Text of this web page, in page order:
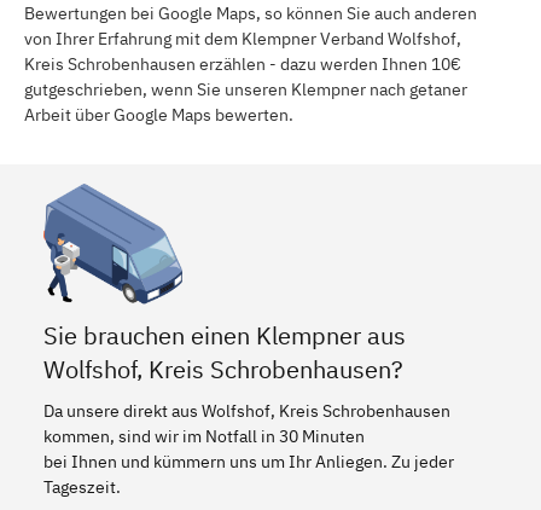
Bewertungen bei Google Maps, so können Sie auch anderen
von Ihrer Erfahrung mit dem Klempner Verband Wolfshof,
Kreis Schrobenhausen erzählen - dazu werden Ihnen 10€
gutgeschrieben, wenn Sie unseren Klempner nach getaner
Arbeit über Google Maps bewerten.
Sie brauchen einen Klempner aus
Wolfshof, Kreis Schrobenhausen?
Da unsere direkt aus Wolfshof, Kreis Schrobenhausen
kommen, sind wir im Notfall in 30 Minuten
bei Ihnen und kümmern uns um Ihr Anliegen. Zu jeder
Tageszeit.